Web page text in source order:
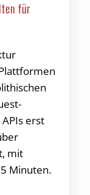
für
erst
mit
Minuten.